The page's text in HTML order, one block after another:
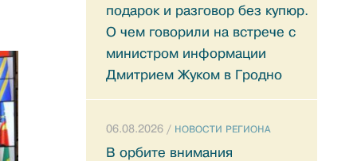
подарок и разговор без купюр.
О чем говорили на встрече с
министром информации
Дмитрием Жуком в Гродно
06.08.2026 / НОВОСТИ РЕГИОНА
В орбите внимания